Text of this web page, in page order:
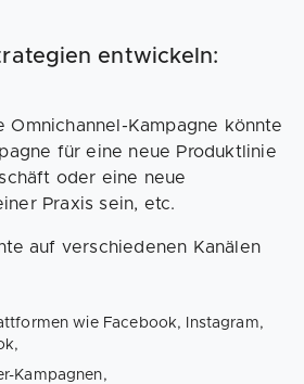
entwickeln:
Omnichannel-Kampagne könnte
für eine neue Produktlinie
oder eine neue
Praxis sein, etc.
auf verschiedenen Kanälen
wie Facebook, Instagram,
Kampagnen,